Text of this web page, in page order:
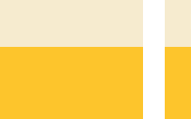
vous?